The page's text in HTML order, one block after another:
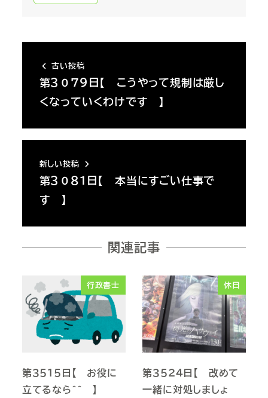
古い投稿
第３０７９日【 こうやって規制は厳し
くなっていくわけです 】
新しい投稿
第３０８１日【 本当にすごい仕事で
す 】
関連記事
行政書士
第３５１５日【 お役に
立てるなら＾＾ 】
休日
第３５２４日【 改めて
一緒に対処しましょ